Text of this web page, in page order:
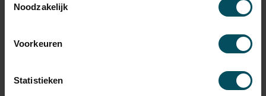
Noodzakelijk
Voorkeuren
Statistieken
Pure shine wandzender 65,95